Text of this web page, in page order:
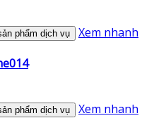
phẩm dịch vụ Xem nhanh
phẩm dịch vụ Xem nhanh